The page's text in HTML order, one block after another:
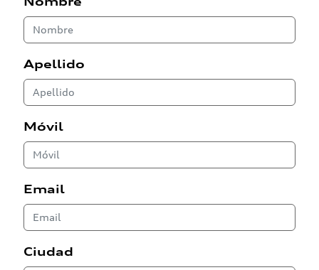
Apellido
Móvil
Email
Ciudad